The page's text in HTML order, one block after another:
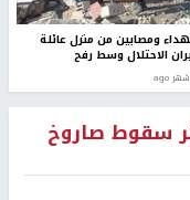
ومصابين من منزل عائلة
الاحتلال وسط رفح
سقوط صاروخ